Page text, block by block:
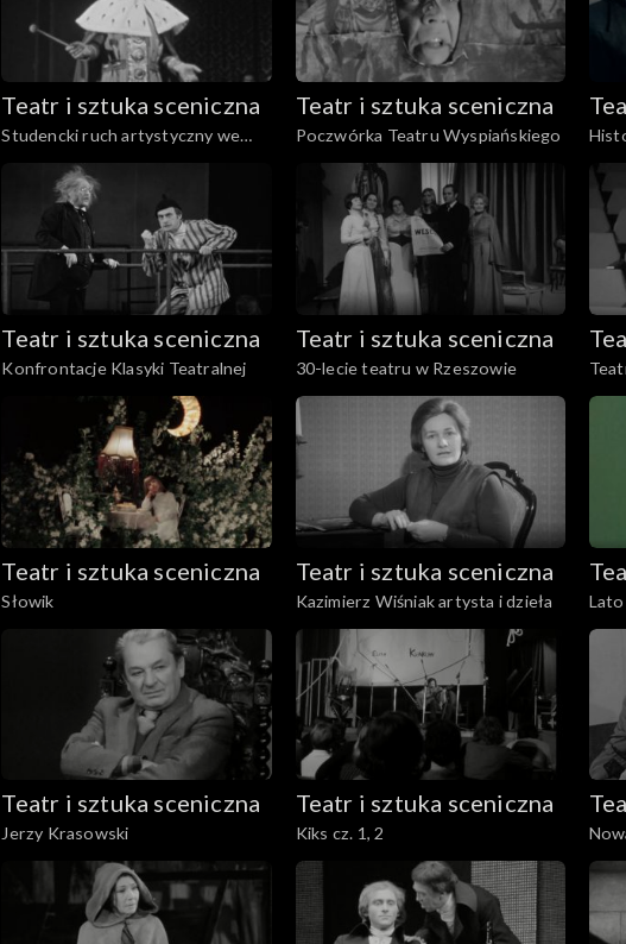
Teatr i sztuka sceniczna
Studencki ruch artystyczny we
Wrocławiu
Teatr i sztuka sceniczna
Poczwórka Teatru Wyspiańskiego
Teatr i sztuka sceniczna
Konfrontacje Klasyki Teatralnej
Teatr i sztuka sceniczna
30-lecie teatru w Rzeszowie
Teatr i sztuka sceniczna
Słowik
Teatr i sztuka sceniczna
Kazimierz Wiśniak artysta i dzieła Lato
Teatr i sztuka sceniczna
Jerzy Krasowski
Teatr i sztuka sceniczna
Kiks cz. 1, 2